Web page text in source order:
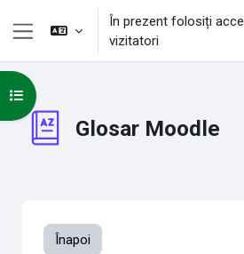
Sari la conţinutul principal
Panou lateral
În prezent folosiți
vizitatori
Glosar Moodle
Deschide Indexul cursului
Înapoi